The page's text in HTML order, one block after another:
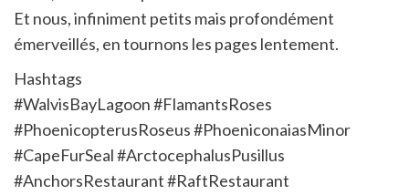
Et nous, infiniment petits mais profondément
émerveillés, en tournons les pages lentement.
Hashtags
#WalvisBayLagoon #FlamantsRoses
#PhoenicopterusRoseus #PhoeniconaiasMinor
#CapeFurSeal #ArctocephalusPusillus
#AnchorsRestaurant #RaftRestaurant